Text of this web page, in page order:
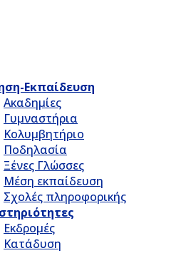
Εκπαίδευση
Ακαδημίες
Γυμναστήρια
Κολυμβητήριο
Ποδηλασία
Ξένες Γλώσσες
Μέση εκπαίδευση
Σχολές πληροφορικής
Εκδρομές
Κατάδυση